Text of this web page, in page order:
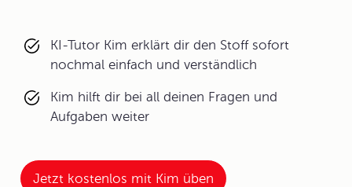
KI-Tutor Kim erklärt dir den Stoff sofort
nochmal einfach und verständlich
Kim hilft dir bei all deinen Fragen und
Aufgaben weiter
Jetzt kostenlos mit Kim üben